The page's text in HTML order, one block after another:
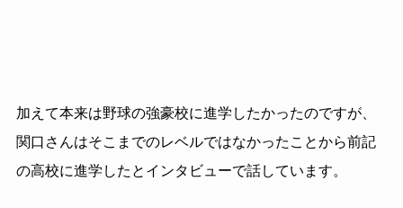
加えて本来は野球の強豪校に進学したかったのですが、
関口さんはそこまでのレベルではなかったことから前記
の高校に進学したとインタビューで話しています。